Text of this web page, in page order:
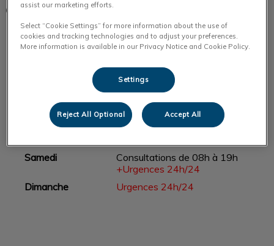
Lundi
+Urgences 24h/24
Mardi
Consultations de 08h à 19h
+Urgences 24h/24
Consultations de 08h à 19h
+Urgences 24h/24
+Urgences 24h/24
Vendredi
Consultations de 08h à 19h
Samedi
Consultations de 08h à 19h
+Urgences 24h/24
Dimanche
Urgences 24h/24
assist our marketing efforts.
Select “Cookie Settings” for more information about the use of
cookies and tracking technologies and to adjust your preferences.
More information is available in our Privacy Notice and Cookie Policy.
Settings
Reject All Optional Accept All